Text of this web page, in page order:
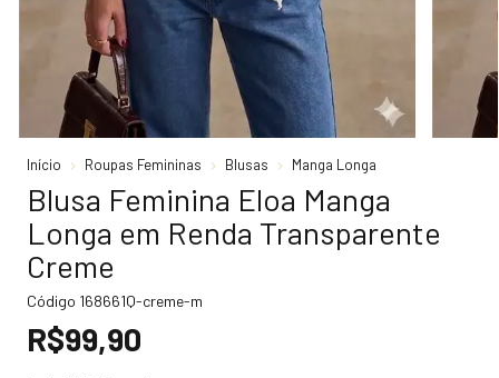
Início Roupas Femininas Blusas Manga Longa
Blusa Feminina Eloa Manga
Longa em Renda Transparente
Creme
Código 168661Q-creme-m
R$99,90